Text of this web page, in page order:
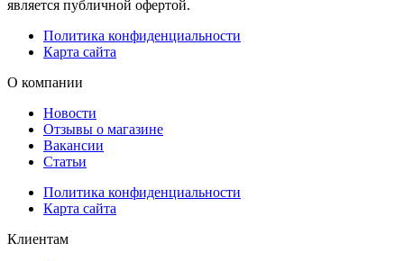
является публичной офертой.
Политика конфиденциальности
Карта сайта
О компании
Новости
Отзывы о магазине
Вакансии
Статьи
Политика конфиденциальности
Карта сайта
Клиентам